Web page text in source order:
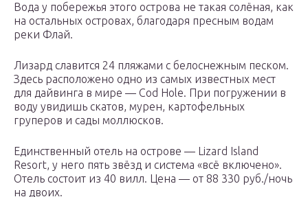
Вода у побережья этого острова не такая солёная, как
на остальных островах, благодаря пресным водам
реки Флай.
Лизард славится 24 пляжами с белоснежным песком.
Здесь расположено одно из самых известных мест
для дайвинга в мире — Cod Hole. При погружении в
воду увидишь скатов, мурен, картофельных
груперов и сады моллюсков.
Единственный отель на острове — Lizard Island
Resort, у него пять звёзд и система «всё включено».
Отель состоит из 40 вилл. Цена — от 88 330 руб./ночь
на двоих.